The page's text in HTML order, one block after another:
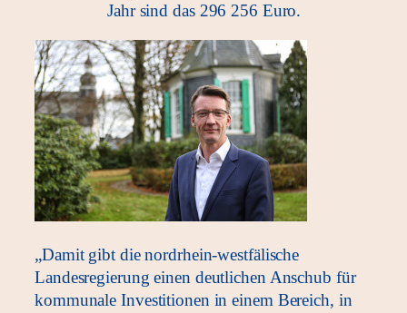
Jahr sind das 296 256 Euro.
„Damit gibt die nordrhein-westfälische
Landesregierung einen deutlichen Anschub für
kommunale Investitionen in einem Bereich, in